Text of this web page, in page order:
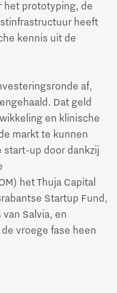
het prototyping, de
heeft
kennis uit de
af,
Dat geld
en klinische
markt te kunnen
start-up door dankzij
het Thuja Capital
Startup Fund,
Salvia, en
vroege fase heen